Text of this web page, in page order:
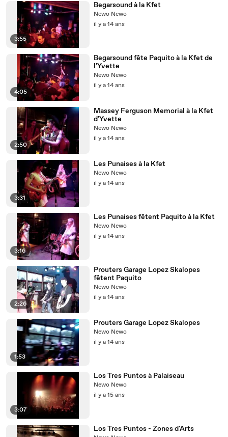
3:55
Begarsound à la Kfet
Newo Newo
il y a 14 ans
4:05
Begarsound fête Paquito à la Kfet de
l'Yvette
Newo Newo
il y a 14 ans
2:50
Massey Ferguson Memorial à la Kfet
d'Yvette
Newo Newo
il y a 14 ans
3:31
Les Punaises à la Kfet
Newo Newo
il y a 14 ans
3:16
Les Punaises fêtent Paquito à la Kfet
Newo Newo
il y a 14 ans
2:26
Prouters Garage Lopez Skalopes
fêtent Paquito
Newo Newo
il y a 14 ans
1:53
Prouters Garage Lopez Skalopes
Newo Newo
il y a 14 ans
3:07
Los Tres Puntos à Palaiseau
Newo Newo
il y a 15 ans
Los Tres Puntos - Zones d'Arts